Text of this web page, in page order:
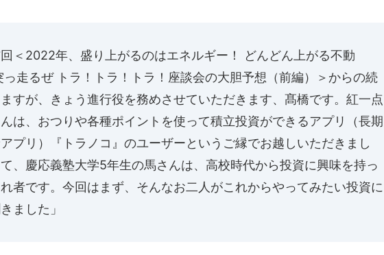
＜ 2022年、盛り上がるのはエネルギー！ どんどん上がる不動
っ走るぜ トラ！トラ！トラ！座談会の大胆予想（前編）
＞からの続
すが、きょう進行役を務めさせていただきます、髙橋です。紅一点
は、おつりや各種ポイントを使って積立投資ができるアプリ（長期
プリ）『 トラノコ 』のユーザーというご縁でお越しいただきまし
、慶応義塾大学5年生の馬さんは、高校時代から投資に興味を持っ
者です。今回はまず、そんなお二人がこれからやってみたい投資に
ました」